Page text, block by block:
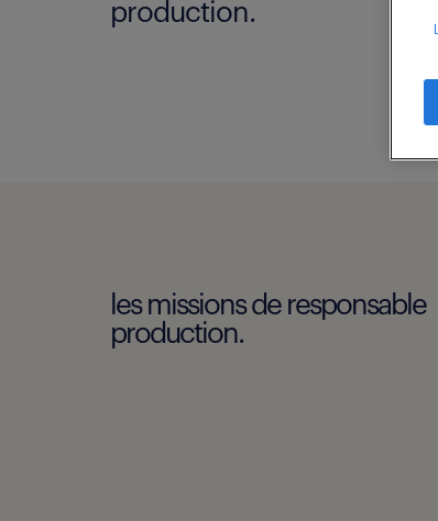
production.
les missions de responsable
production.